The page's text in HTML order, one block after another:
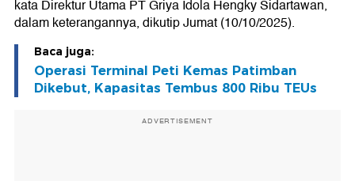
kata Direktur Utama PT Griya Idola Hengky Sidartawan,
dalam keterangannya, dikutip Jumat (10/10/2025).
Baca juga:
Operasi Terminal Peti Kemas Patimban
Dikebut, Kapasitas Tembus 800 Ribu TEUs
ADVERTISEMENT